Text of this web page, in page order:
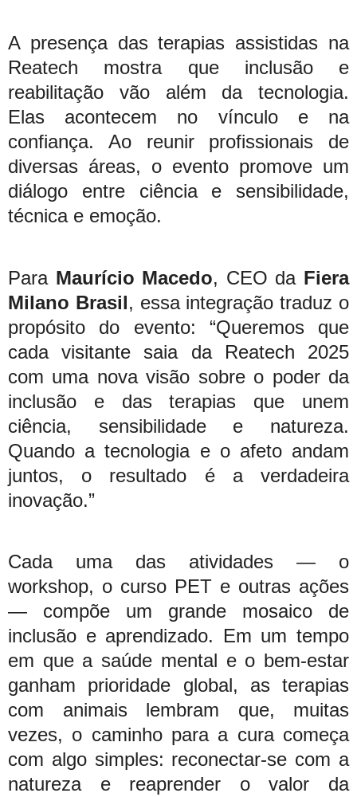
A presença das terapias assistidas na
Reatech mostra que inclusão e
reabilitação vão além da tecnologia.
Elas acontecem no vínculo e na
confiança. Ao reunir profissionais de
diversas áreas, o evento promove um
diálogo entre ciência e sensibilidade,
técnica e emoção.
Para Maurício Macedo, CEO da Fiera
Milano Brasil, essa integração traduz o
propósito do evento: “Queremos que
cada visitante saia da Reatech 2025
com uma nova visão sobre o poder da
inclusão e das terapias que unem
ciência, sensibilidade e natureza.
Quando a tecnologia e o afeto andam
juntos, o resultado é a verdadeira
inovação.”
Cada uma das atividades — o
workshop, o curso PET e outras ações
— compõe um grande mosaico de
inclusão e aprendizado. Em um tempo
em que a saúde mental e o bem-estar
ganham prioridade global, as terapias
com animais lembram que, muitas
vezes, o caminho para a cura começa
com algo simples: reconectar-se com a
natureza e reaprender o valor da